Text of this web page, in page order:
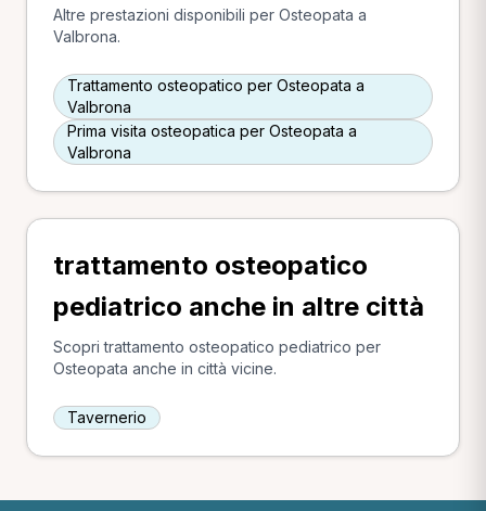
Altre prestazioni disponibili per Osteopata a
Valbrona.
Trattamento osteopatico per Osteopata a
Valbrona
Prima visita osteopatica per Osteopata a
Valbrona
trattamento osteopatico
pediatrico anche in altre città
Scopri trattamento osteopatico pediatrico per
Osteopata anche in città vicine.
Tavernerio